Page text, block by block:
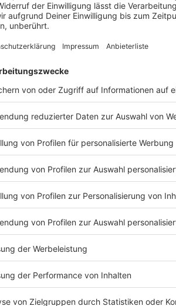
machen»
sei nicht immer leicht gewesen, sagte
Es gebe einen «sehr, sehr kleinen
habe und im Grunde immer fast
weiß man von vornherein, dass man sie
machen. «Alles, was man tun kann,
am Kern dessen festzuhalten, was